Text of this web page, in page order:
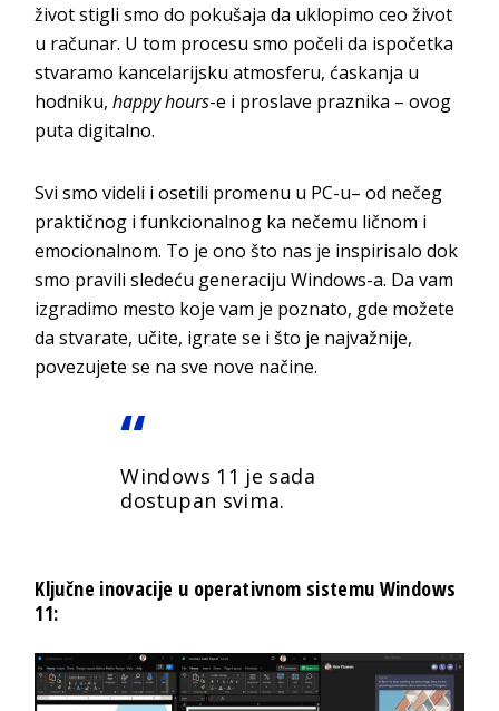
život stigli smo do pokušaja da uklopimo ceo život
u računar. U tom procesu smo počeli da ispočetka
stvaramo kancelarijsku atmosferu, ćaskanja u
hodniku,happy hours-e i proslave praznika – ovog
puta digitalno.
Svi smo videli i osetili promenu u PC-u– od nečeg
praktičnog i funkcionalnog ka nečemu ličnom i
emocionalnom. To je ono što nas je inspirisalo dok
smo pravili sledeću generaciju Windows-a. Da vam
izgradimo mesto koje vam je poznato, gde možete
da stvarate, učite, igrate se i što je najvažnije,
povezujete se na sve nove načine.
Windows 11 je sada
dostupan svima.
Ključne inovacije u operativnom sistemu Windows
11: